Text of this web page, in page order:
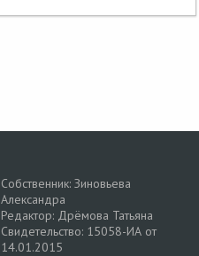
Собственник: Зиновьева
Александра
Редактор: Дрёмова Татьяна
Свидетельство: 15058-ИА от
14.01.2015